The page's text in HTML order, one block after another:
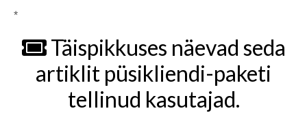
*
Täispikkuses näevad seda
artiklit püsikliendi-paketi
tellinud kasutajad.